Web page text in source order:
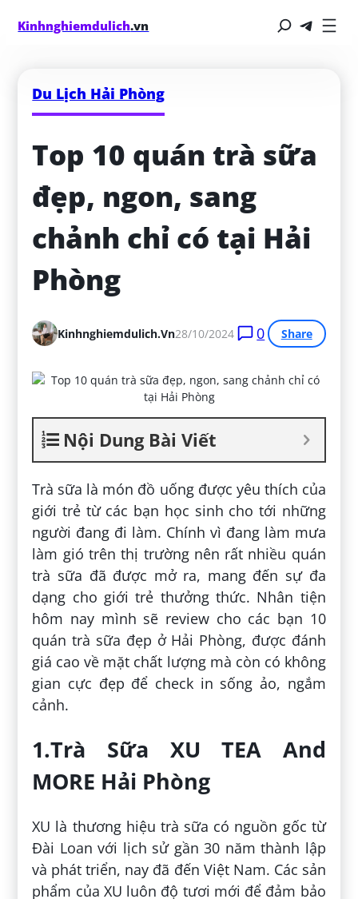
Kinhnghiemdulich.vn
Du Lịch Hải Phòng
Top 10 quán trà sữa
đẹp, ngon, sang
chảnh chỉ có tại Hải
Phòng
Kinhnghiemdulich.vn28/10/2024 0 Share
Nội Dung Bài Viết
Trà sữa là món đồ uống được yêu thích của
giới trẻ từ các bạn học sinh cho tới những
người đang đi làm. Chính vì đang làm mưa
làm gió trên thị trường nên rất nhiều quán
trà sữa đã được mở ra, mang đến sự đa
dạng cho giới trẻ thưởng thức. Nhân tiện
hôm nay mình sẽ review cho các bạn 10
quán trà sữa đẹp ở Hải Phòng, được đánh
giá cao về mặt chất lượng mà còn có không
gian cực đẹp để check in sống ảo, ngắm
cảnh.
1.Trà Sữa XU TEA And
MORE Hải Phòng
XU là thương hiệu trà sữa có nguồn gốc từ
Đài Loan với lịch sử gần 30 năm thành lập
và phát triển, nay đã đến Việt Nam. Các sản
phẩm của XU luôn độ tươi mới để đảm bảo